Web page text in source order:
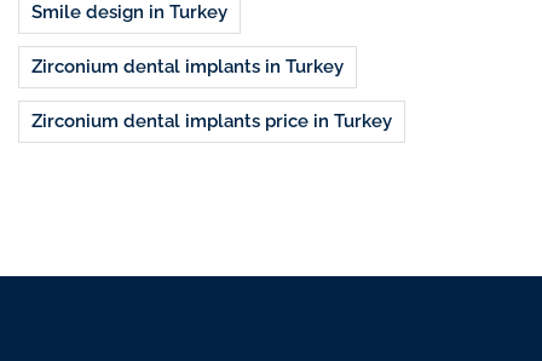
Smile design in Turkey
Zirconium dental implants in Turkey
Zirconium dental implants price in Turkey